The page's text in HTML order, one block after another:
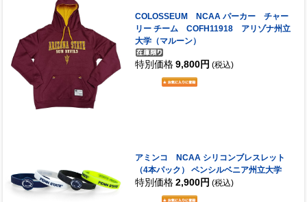
COLOSSEUM NCAA パーカー チャー
リー チーム COFH11918 アリゾナ州立
大学（マルーン）
特別価格 9,800円 (税込)
アミンコ NCAA シリコンブレスレット
（4本パック） ペンシルベニア州立大学
特別価格 2,900円 (税込)